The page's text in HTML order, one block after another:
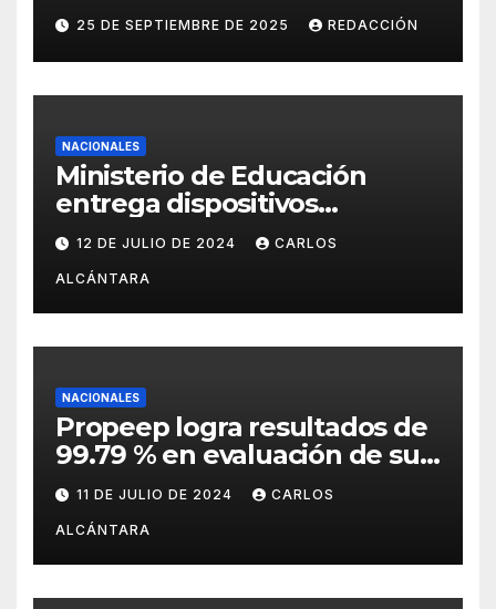
humana sin precedentes”
25 DE SEPTIEMBRE DE 2025 REDACCIÓN
NACIONALES
Ministerio de Educación
entrega dispositivos
electrónicos al Distrito15-05
12 DE JULIO DE 2024 CARLOS
ALCÁNTARA
NACIONALES
Propeep logra resultados de
99.79 % en evaluación de sus
funciones por la Dirección de
Ética e Integridad
Gubernamental
11 DE JULIO DE 2024 CARLOS
ALCÁNTARA